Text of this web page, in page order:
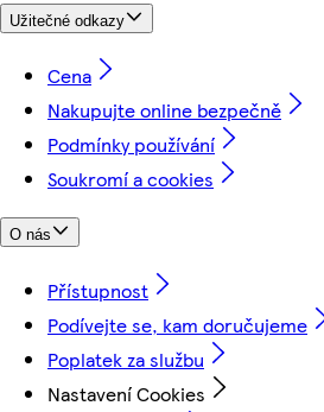
Užitečné odkazy
Cena
Nakupujte online bezpečně
Podmínky používání
Soukromí a cookies
O nás
Přístupnost
Podívejte se, kam doručujeme
Poplatek za službu
Nastavení Cookies